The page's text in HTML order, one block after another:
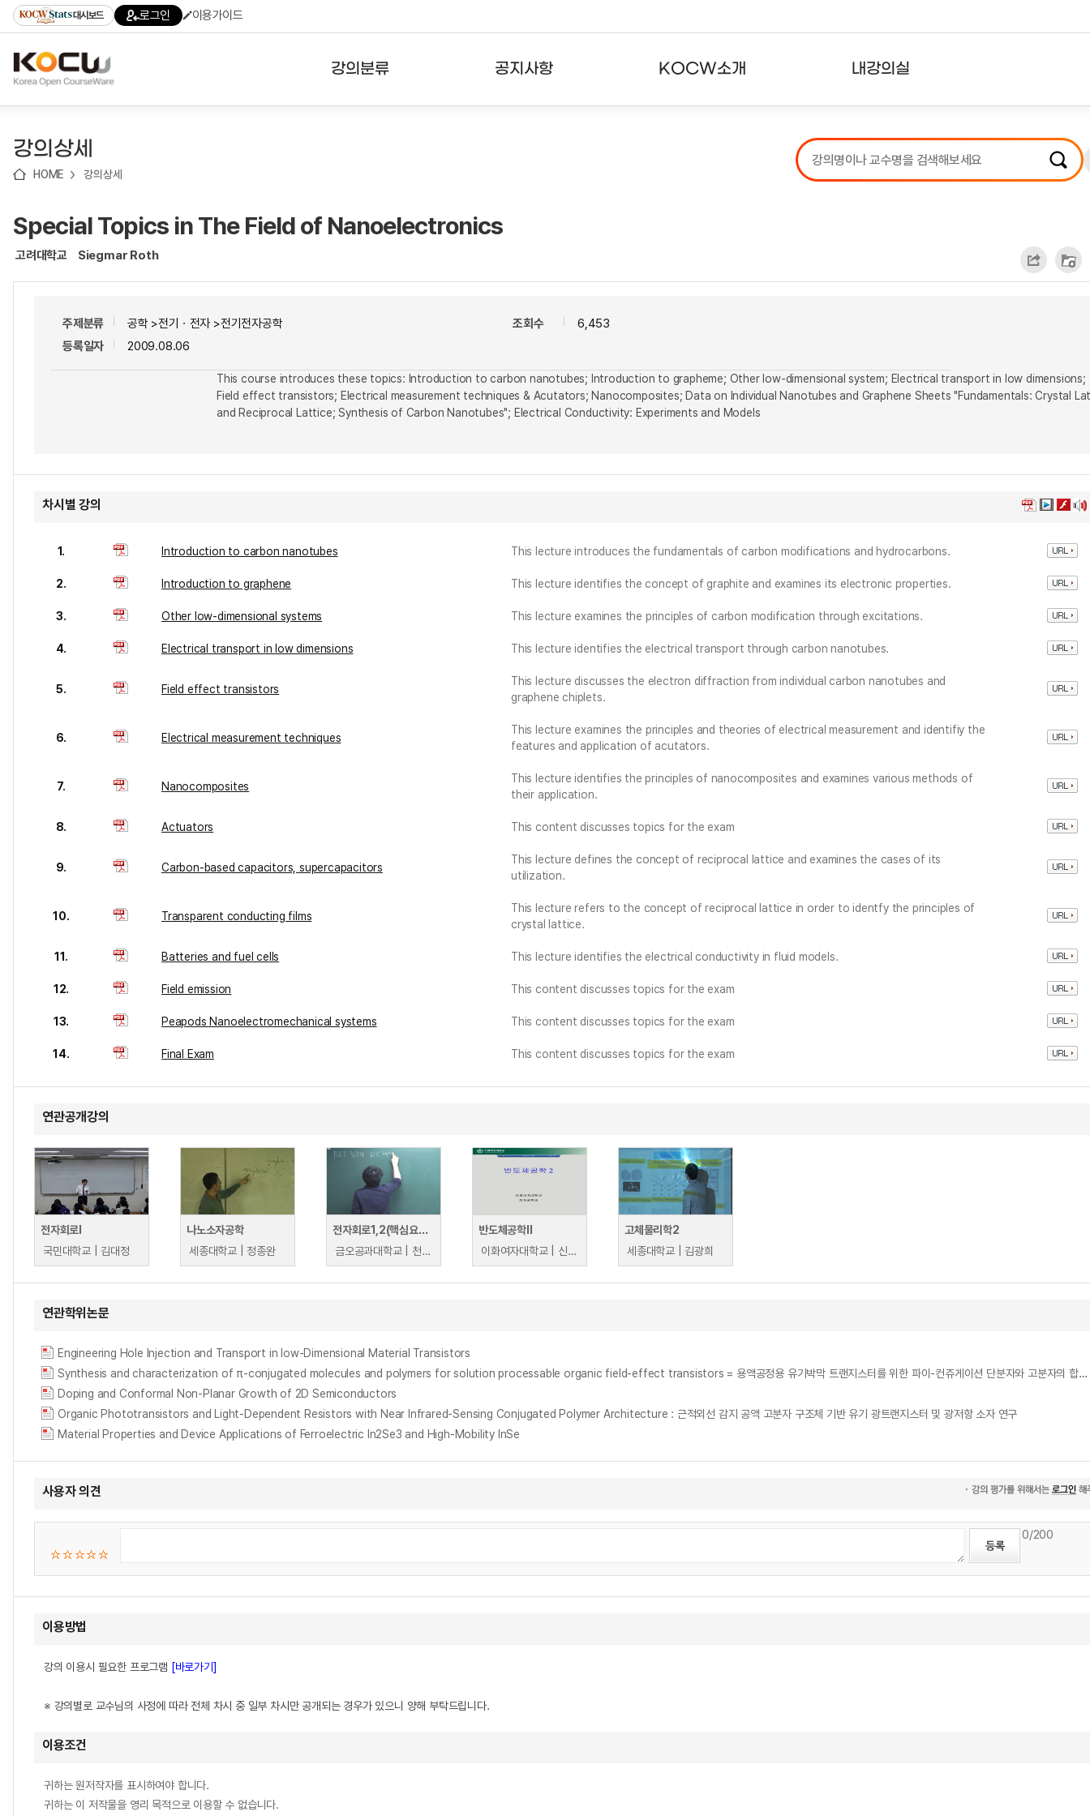
기
기
기
content)
가
대시보드 로그인 이용가이드
강의분류
테마강의
공지사항
서비스도움말
KOCW소개 내강의실
강의리스트
수강확인증강의
강의상세
HOME 강의상세
Special Topics in The Field of Nanoelectronics
고려대학교 Siegmar Roth
주제분류
공학 >전기ㆍ전자 >전기전자공학
등록일자
2009.08.06
조회수 6,453
This course introduces these topics: Introduction to carbon nanotubes; Introduction to grapheme; Other low-dimensional system; Electrical transport in low dimensions;
Field effect transistors; Electrical measurement techniques & Acutators; Nanocomposites; Data on Individual Nanotubes and Graphene Sheets "Fundamentals: Crystal
and Reciprocal Lattice; Synthesis of Carbon Nanotubes"; Electrical Conductivity: Experiments and Models
차시별 강의
1. Introduction to carbon nanotubes This lecture introduces the fundamentals of carbon modifications and hydrocarbons.
2. Introduction to graphene This lecture identifies the concept of graphite and examines its electronic properties.
3. Other low-dimensional systems This lecture examines the principles of carbon modification through excitations.
4. Electrical transport in low dimensions This lecture identifies the electrical transport through carbon nanotubes.
5. Field effect transistors
This lecture discusses the electron diffraction from individual carbon nanotubes and
graphene chiplets.
6. Electrical measurement techniques
This lecture examines the principles and theories of electrical measurement and identifiy the
features and application of acutators.
7. Nanocomposites
This lecture identifies the principles of nanocomposites and examines various methods of
their application.
8. Actuators This content discusses topics for the exam
9. Carbon-based capacitors, supercapacitors
This lecture defines the concept of reciprocal lattice and examines the cases of its
utilization.
10. Transparent conducting films
This lecture refers to the concept of reciprocal lattice in order to identfy the principles of
crystal lattice.
11. Batteries and fuel cells This lecture identifies the electrical conductivity in fluid models.
12. Field emission This content discusses topics for the exam
13. Peapods Nanoelectromechanical systems This content discusses topics for the exam
14. Final Exam This content discusses topics for the exam
연관공개강의
전자회로I
국민대학교 | 김대정
나노소자공학
세종대학교 | 정종완
전자회로1,2(핵심요약 및 문제풀이)
금오공과대학교 | 천지민
반도체공학II
이화여자대학교 | 신형순
고체물리학2
세종대학교 | 김광희
연관학위논문
Engineering Hole Injection and Transport in low-Dimensional Material Transistors
Synthesis and characterization of π-conjugated molecules and polymers for solution processable organic field-effect transistors = 용액공정용 유기박막 트랜지스터를 위한 파이-컨쥬게이션 단분자와 고분자의 합성 및 특성 연구
Doping and Conformal Non-Planar Growth of 2D Semiconductors
Organic Phototransistors and Light-Dependent Resistors with Near Infrared-Sensing Conjugated Polymer Architecture : 근적외선 감지 공액 고분자 구조체 기반 유기 광트랜지스터 및 광저항 소자 연구
Material Properties and Device Applications of Ferroelectric In2Se3 and High-Mobility InSe
사용자 의견
0/200
이용방법
강의 이용시 필요한 프로그램 [바로가기]
※ 강의별로 교수님의 사정에 따라 전체 차시 중 일부 차시만 공개되는 경우가 있으니 양해 부탁드립니다.
이용조건
귀하는 원저작자를 표시하여야 합니다.
귀하는 이 저작물을 영리 목적으로 이용할 수 없습니다.